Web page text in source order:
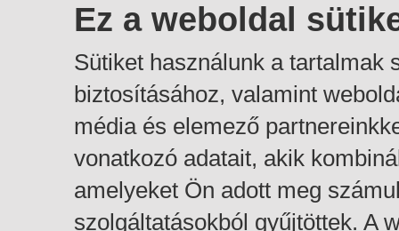
Ez a weboldal
Sütiket használunk a tartalmak
biztosításához, valamint
média és elemező
vonatkozó adatait, akik
amelyeket Ön adott meg
szolgáltatásokból gyűjtöttek. A